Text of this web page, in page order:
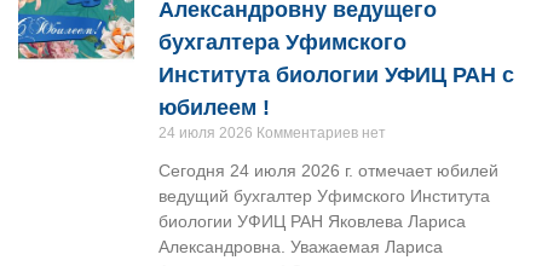
Александровну ведущего
бухгалтера Уфимского
Института биологии УФИЦ РАН с
юбилеем !
24 июля 2026 Комментариев нет
Сегодня 24 июля 2026 г. отмечает юбилей
ведущий бухгалтер Уфимского Института
биологии УФИЦ РАН Яковлева Лариса
Александровна. Уважаемая Лариса